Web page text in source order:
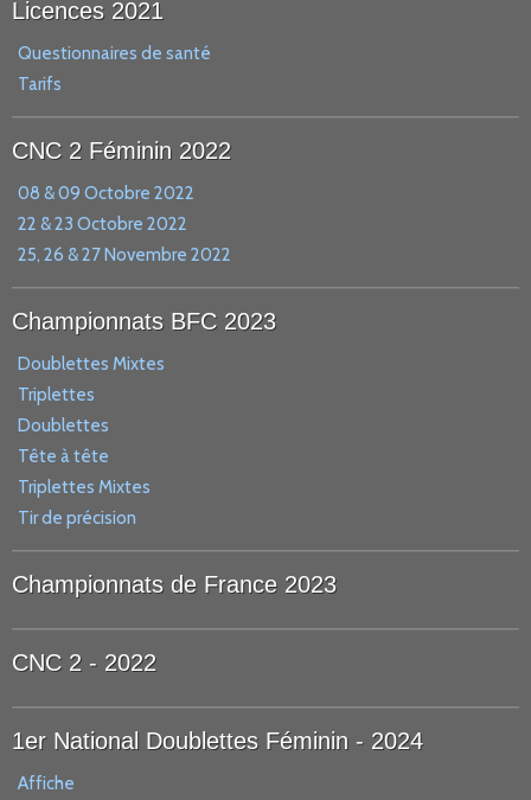
Licences 2021
Questionnaires de santé
Tarifs
CNC 2 Féminin 2022
08 & 09 Octobre 2022
22 & 23 Octobre 2022
25, 26 & 27 Novembre 2022
Championnats BFC 2023
Doublettes Mixtes
Triplettes
Doublettes
Tête à tête
Triplettes Mixtes
Tir de précision
Championnats de France 2023
CNC 2 - 2022
1er National Doublettes Féminin - 2024
Affiche